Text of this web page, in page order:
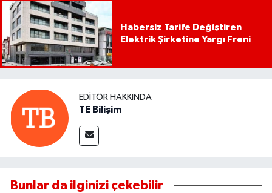
Habersiz Tarife Değiştiren
Elektrik Şirketine Yargı Freni
EDITÖR HAKKINDA
TE Bilişim
Bunlar da ilginizi çekebilir